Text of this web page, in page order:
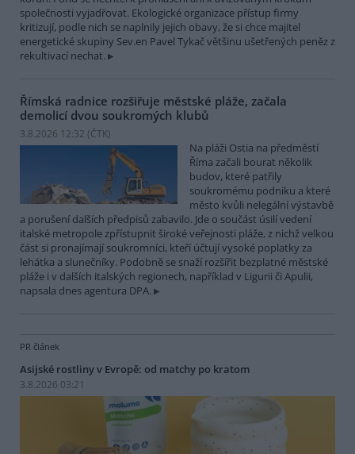
společnosti vyjadřovat. Ekologické organizace přístup firmy
kritizují, podle nich se naplnily jejich obavy, že si chce majitel
energetické skupiny Sev.en Pavel Tykač většinu ušetřených peněz z
rekultivací nechat.
Římská radnice rozšiřuje městské pláže, začala
demolicí dvou soukromých klubů
3.8.2026 12:32 (ČTK)
Na pláži Ostia na předměstí
Říma začali bourat několik
budov, které patřily
soukromému podniku a které
město kvůli nelegální výstavbě
a porušení dalších předpisů zabavilo. Jde o součást úsilí vedení
italské metropole zpřístupnit široké veřejnosti pláže, z nichž velkou
část si pronajímají soukromníci, kteří účtují vysoké poplatky za
lehátka a slunečníky. Podobně se snaží rozšířit bezplatné městské
pláže i v dalších italských regionech, například v Ligurii či Apulii,
napsala dnes agentura DPA.
PR článek
Asijské rostliny v Evropě: od matchy po kratom
3.8.2026 03:21